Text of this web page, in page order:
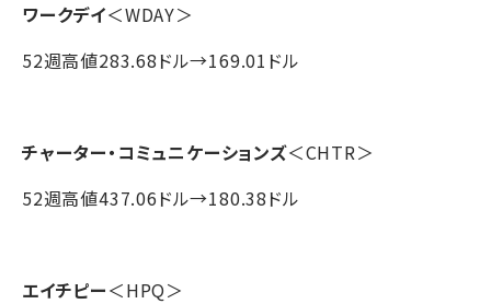
ワークデイ＜WDAY＞
52週高値283.68ドル→169.01ドル
チャーター・コミュニケーションズ＜CHTR＞
52週高値437.06ドル→180.38ドル
エイチピー＜HPQ＞